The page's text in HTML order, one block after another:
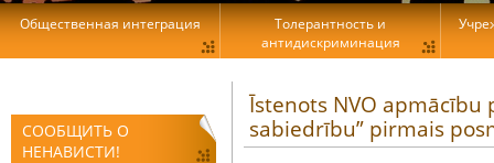
СООБЩИТЬ О
НЕНАВИСТИ!
Īstenots NVO apmācību
sabiedrību” pirmais
Общественная интеграция
Толерантность и
антидискриминация